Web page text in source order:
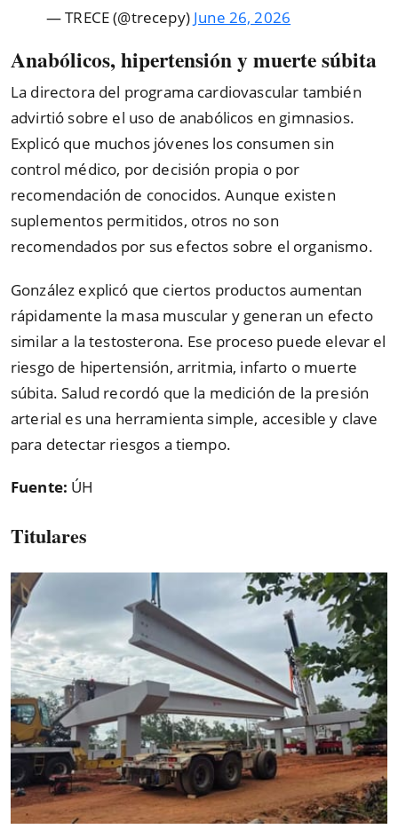
— TRECE (@trecepy) June 26, 2026
Anabólicos, hipertensión y muerte súbita
La directora del programa cardiovascular también
advirtió sobre el uso de anabólicos en gimnasios.
Explicó que muchos jóvenes los consumen sin
control médico, por decisión propia o por
recomendación de conocidos. Aunque existen
suplementos permitidos, otros no son
recomendados por sus efectos sobre el organismo.
González explicó que ciertos productos aumentan
rápidamente la masa muscular y generan un efecto
similar a la testosterona. Ese proceso puede elevar el
riesgo de hipertensión, arritmia, infarto o muerte
súbita. Salud recordó que la medición de la presión
arterial es una herramienta simple, accesible y clave
para detectar riesgos a tiempo.
Fuente: ÚH
Titulares